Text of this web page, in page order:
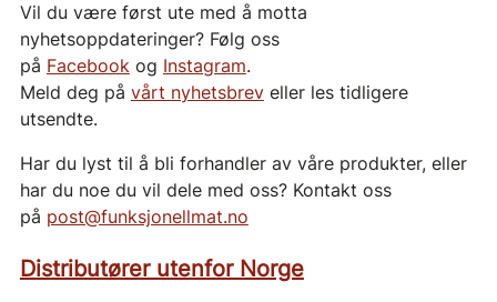
Vil du være først ute med å motta
nyhetsoppdateringer? Følg oss
på Facebookog Instagram.
Meld deg på vårt nyhetsbreveller les tidligere
utsendte.
Har du lyst til å bli forhandler av våre produkter, eller
har du noe du vil dele med oss? Kontakt oss
på post@funksjonellmat.no
Distributører utenfor Norge